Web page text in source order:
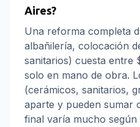
Aires?
Una reforma completa
albañilería, colocación
sanitarios) cuesta entre
solo en mano de obra.
(cerámicos, sanitarios,
aparte y pueden sumar
final varía mucho